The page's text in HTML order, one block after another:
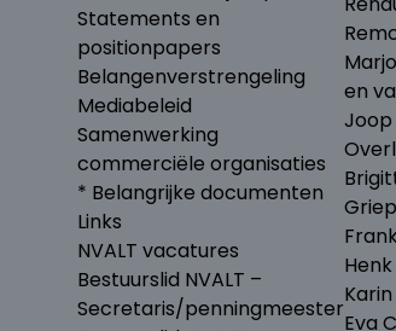
Statements en
positionpapers
Belangenverstrengeling
Mediabeleid
Samenwerking
commerciële organisaties
* Belangrijke documenten
Links
NVALT vacatures
Bestuurslid NVALT –
Secretaris/penningmeester
en
Joop
Eva